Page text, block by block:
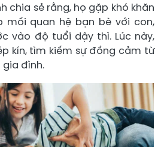
chia sẻ rằng, họ gặp khó khăn
mối quan hệ bạn bè với con,
vào độ tuổi dậy thì. Lúc này,
kín, tìm kiếm sự đồng cảm từ
gia đình.